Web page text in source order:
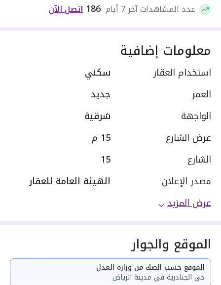
عدد المشاهدات آخر 7 أيام 186 اتصل الآن
معلومات إضافية
استخدام العقار
سكني
العمر
جديد
الواجهة
شرقية
عرض الشارع
15 م
الشارع
15
مصدر الإعلان
الهيئة العامة للعقار
عرض المزيد
الموقع والجوار
الموقع حسب الصك من وزارة العدل
حي الجنادرية في مدينة الرياض